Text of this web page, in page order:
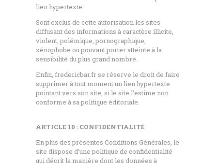
lien hypertexte.
Sont exclus de cette autorisation les sites
diffusant des informations à caractère illicite,
violent, polémique, pornographique,
xénophobe ou pouvant porter atteinte à la
sensibilité du plus grand nombre.
Enfin, fredericbar.fr se réserve le droit de faire
supprimer à tout moment un lien hypertexte
pointant vers son site, si le site l’estime non
conforme à sa politique éditoriale.
ARTICLE 10 : CONFIDENTIALITÉ
En plus des présentes Conditions Générales, le
site dispose d’une politique de confidentialité
qui décrit la manière dont les données à